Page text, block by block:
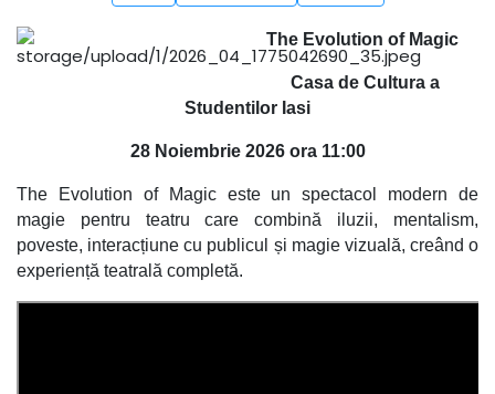
The Evolution of Magic
Casa de Cultura a
Studentilor Iasi
28 Noiembrie 2026 ora 11:00
The Evolution of Magic este un spectacol modern de
magie pentru teatru care combină iluzii, mentalism,
poveste, interacțiune cu publicul și magie vizuală, creând o
experiență teatrală completă.